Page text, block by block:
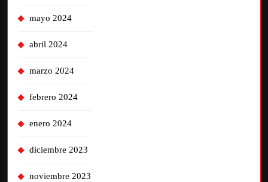
mayo 2024
abril 2024
marzo 2024
febrero 2024
enero 2024
diciembre 2023
noviembre 2023